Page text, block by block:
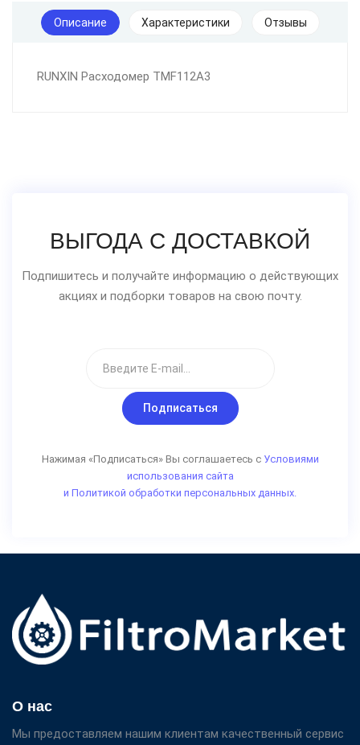
Описание Характеристики Отзывы
RUNXIN Расходомер TMF112A3
ВЫГОДА С ДОСТАВКОЙ
Подпишитесь и получайте информацию о действующих
акциях и подборки товаров на свою почту.
Подписаться
Нажимая «Подписаться» Вы соглашаетесь с Условиями
использования сайта
и Политикой обработки персональных данных.
О нас
Мы предоставляем нашим клиентам качественный сервис